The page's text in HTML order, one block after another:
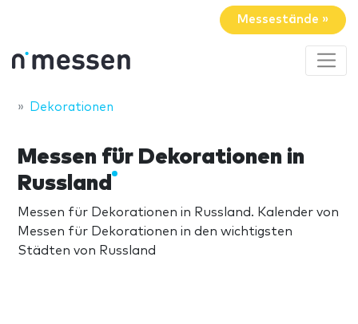
Messestände »
Dekorationen
Messen für Dekorationen in
Russland
Messen für Dekorationen in Russland. Kalender von
Messen für Dekorationen in den wichtigsten
Städten von Russland